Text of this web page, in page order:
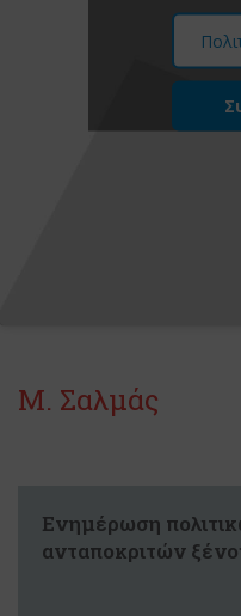
Μ. Σαλμάς
Ενημέρωση
ανταποκριτών